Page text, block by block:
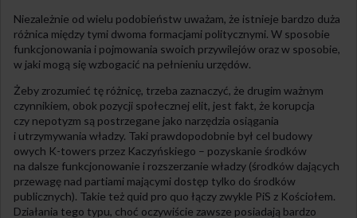
Niezależnie od wielu podobieństw uważam, że istnieje bardzo duża
różnica między tymi dwoma formacjami politycznymi. W sposobie
funkcjonowania i pojmowania swoich przywilejów oraz w sposobie,
w jaki mogą się wzbogacić na pełnieniu urzędów.
Żeby zrozumieć tę różnicę, trzeba zaznaczyć, że drugim ważnym
czynnikiem, obok pozycji społecznej elit, jest fakt, że korupcja
czy nepotyzm są postrzegane jako narzędzia osiągania
i utrzymywania władzy. Taki prawdopodobnie był cel budowy
owych K-towers przez Kaczyńskiego – pozyskanie środków
na dalsze funkcjonowanie i rozszerzanie władzy (środków dających
przewagę nad partiami mającymi dostęp tylko do środków
publicznych). Takie też quid pro quo łączy zwykle PiS z Kościołem.
Działania tego typu, choć oczywiście zawsze posiadają bardzo